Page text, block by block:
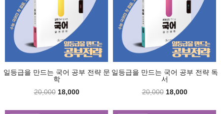
일등급을 만드는 국어 공부 전략 문
학
20,000 18,000
일등급을 만드는 국어 공부 전략 독
서
20,000 18,000